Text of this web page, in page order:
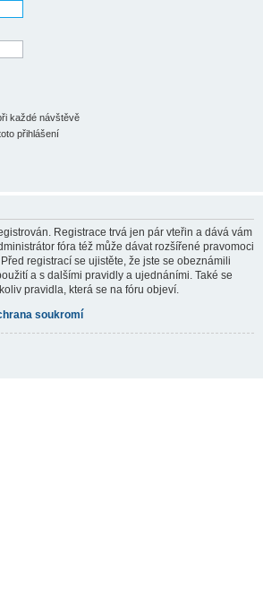
každé návštěvě
přihlášení
Registrace trvá jen pár vteřin a dává vám
fóra též může dávat rozšířené pravomoci
registrací se ujistěte, že jste se obeznámili
a s dalšími pravidly a ujednáními. Také se
pravidla, která se na fóru objeví.
soukromí